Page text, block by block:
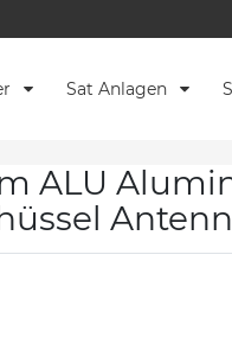
Sat Anlagen
ALU